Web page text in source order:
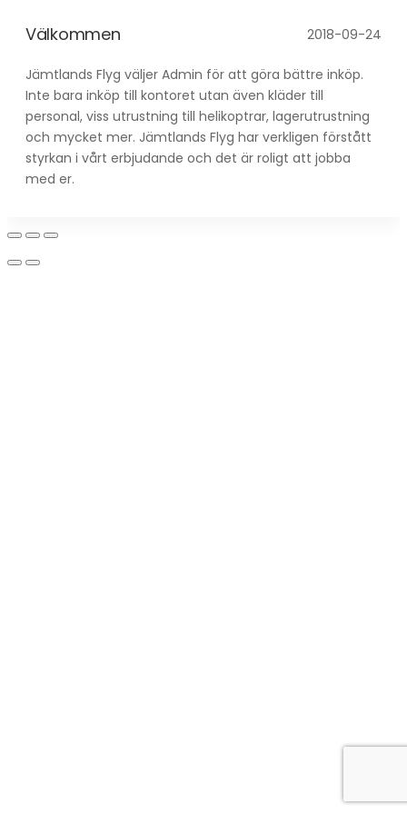
2018-09-24
Välkommen
Jämtlands Flyg väljer Admin för att göra bättre inköp.
Inte bara inköp till kontoret utan även kläder till
personal, viss utrustning till helikoptrar, lagerutrustning
och mycket mer. Jämtlands Flyg har verkligen förstått
styrkan i vårt erbjudande och det är roligt att jobba
med er.